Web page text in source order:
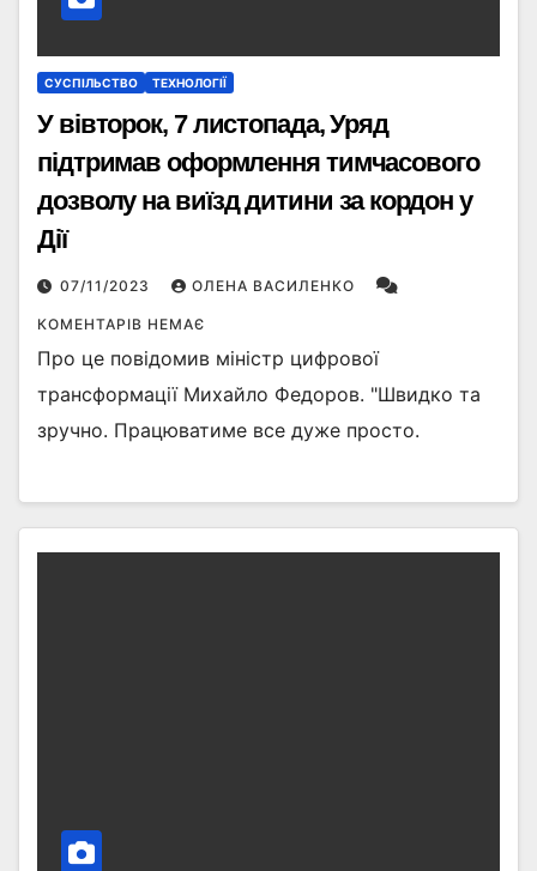
СУСПІЛЬСТВО ТЕХНОЛОГІЇ
У вівторок, 7 листопада, Уряд
підтримав оформлення тимчасового
дозволу на виїзд дитини за кордон у
Дії
07/11/2023 ОЛЕНА ВАСИЛЕНКО
КОМЕНТАРІВ НЕМАЄ
Про це повідомив міністр цифрової
трансформації Михайло Федоров. "Швидко та
зручно. Працюватиме все дуже просто.